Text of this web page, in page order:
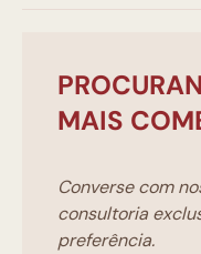
MAIS
Converse com
consultoria
preferência.